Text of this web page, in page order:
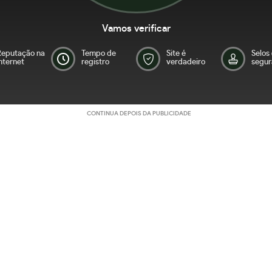
Vamos verificar
na
Tempo de
registro
Site é
verdadeiro
Selos
CONTINUA DEPOIS DA PUBLICIDADE